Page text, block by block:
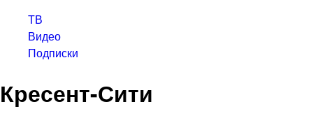
ТВ
Видео
Подписки
Кресент-Сити